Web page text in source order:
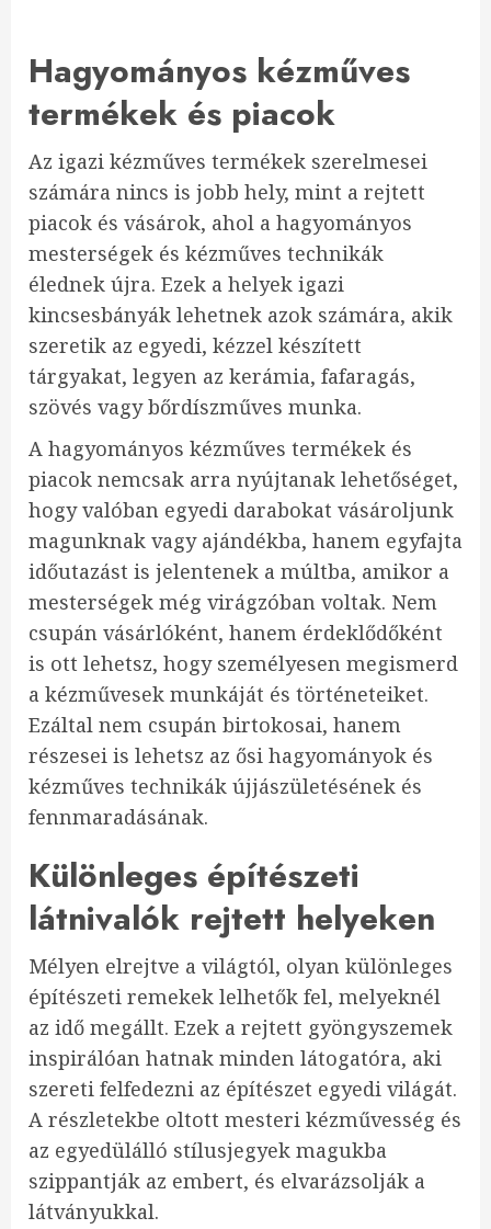
Hagyományos kézműves
termékek és piacok
Az igazi kézműves termékek szerelmesei
számára nincs is jobb hely, mint a rejtett
piacok és vásárok, ahol a hagyományos
mesterségek és kézműves technikák
élednek újra. Ezek a helyek igazi
kincsesbányák lehetnek azok számára, akik
szeretik az egyedi, kézzel készített
tárgyakat, legyen az kerámia, fafaragás,
szövés vagy bőrdíszműves munka.
A hagyományos kézműves termékek és
piacok nemcsak arra nyújtanak lehetőséget,
hogy valóban egyedi darabokat vásároljunk
magunknak vagy ajándékba, hanem egyfajta
időutazást is jelentenek a múltba, amikor a
mesterségek még virágzóban voltak. Nem
csupán vásárlóként, hanem érdeklődőként
is ott lehetsz, hogy személyesen megismerd
a kézművesek munkáját és történeteiket.
Ezáltal nem csupán birtokosai, hanem
részesei is lehetsz az ősi hagyományok és
kézműves technikák újjászületésének és
fennmaradásának.
Különleges építészeti
látnivalók rejtett helyeken
Mélyen elrejtve a világtól, olyan különleges
építészeti remekek lelhetők fel, melyeknél
az idő megállt. Ezek a rejtett gyöngyszemek
inspirálóan hatnak minden látogatóra, aki
szereti felfedezni az építészet egyedi világát.
A részletekbe oltott mesteri kézművesség és
az egyedülálló stílusjegyek magukba
szippantják az embert, és elvarázsolják a
látványukkal.